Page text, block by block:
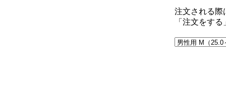
注文される際
「注文をす